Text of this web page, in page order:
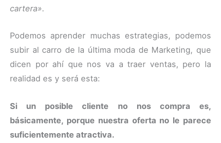
cartera».
Podemos aprender muchas estrategias, podemos
subir al carro de la última moda de Marketing, que
dicen por ahí que nos va a traer ventas, pero la
realidad es y será esta:
Si un posible cliente no nos compra es,
básicamente, porque nuestra oferta no le parece
suficientemente atractiva.